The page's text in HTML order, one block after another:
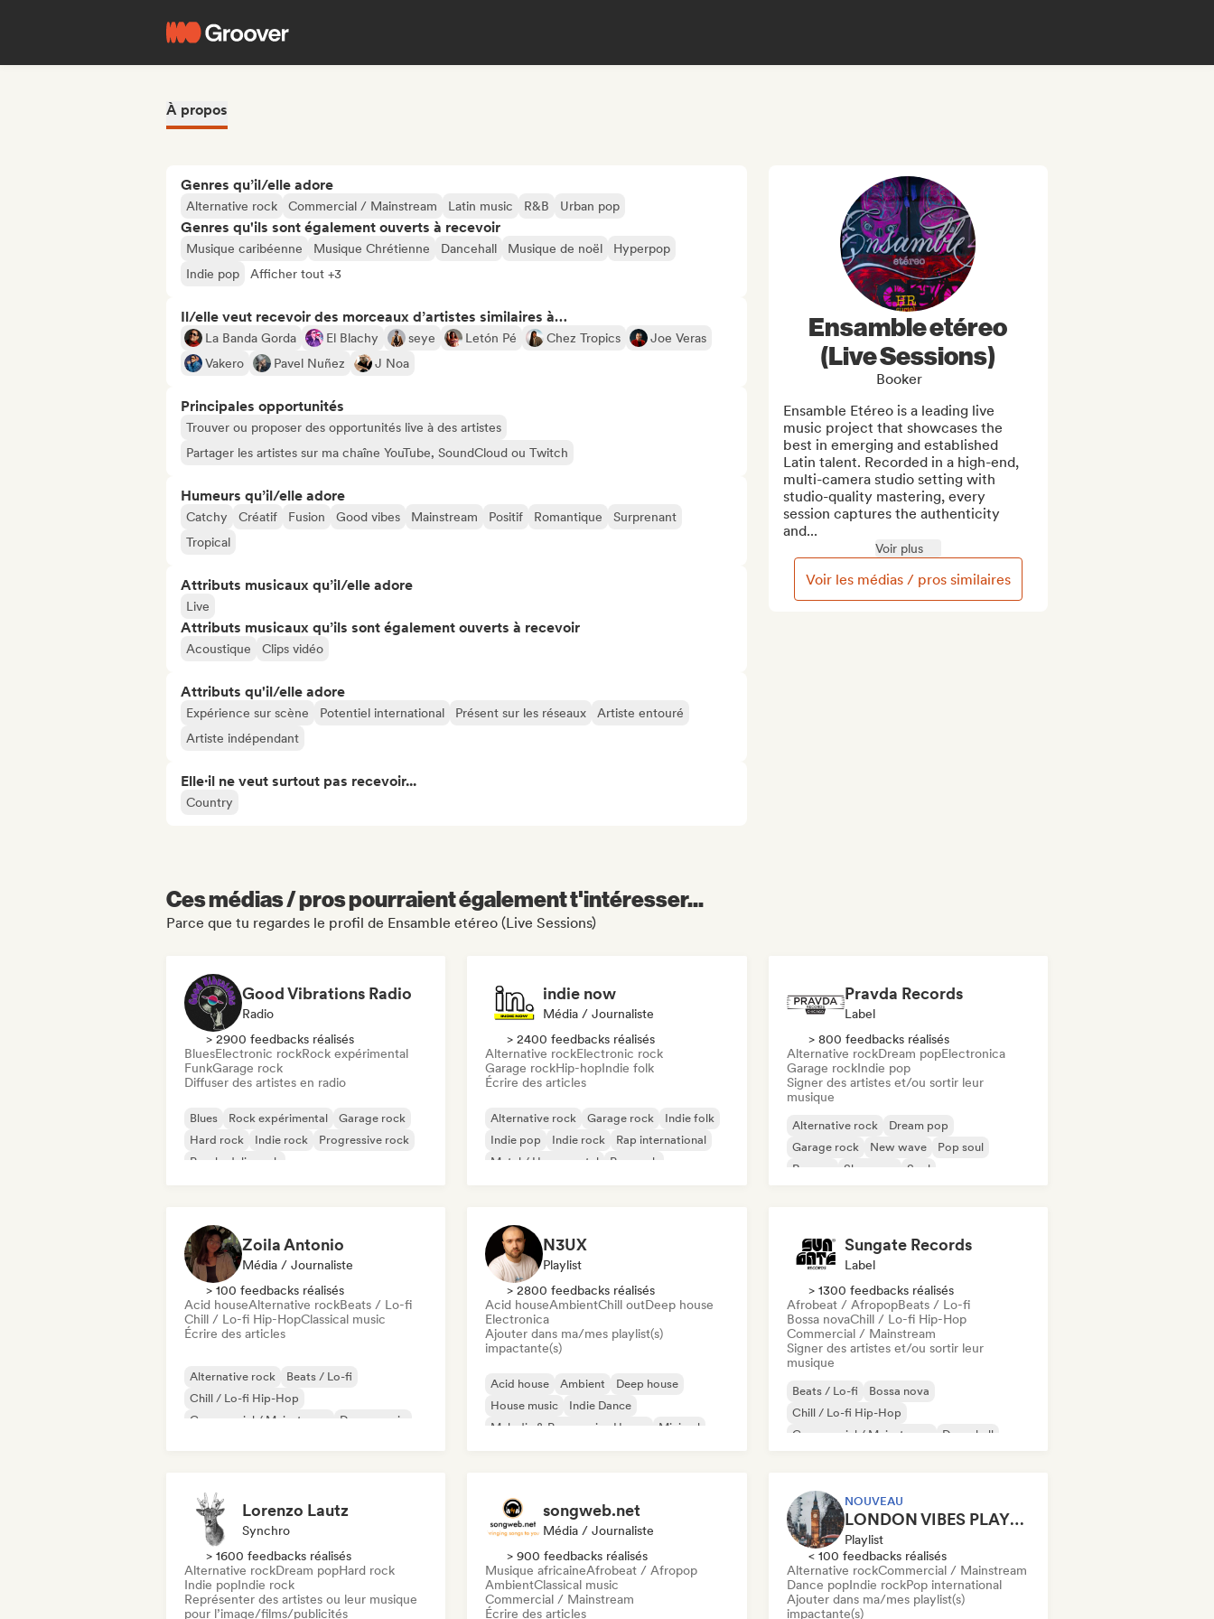
À propos
Genres qu’il/elle adore
Alternative rock Commercial / Mainstream Latin music R&B Urban pop
Genres qu'ils sont également ouverts à recevoir
Musique caribéenne Musique Chrétienne Dancehall Musique de noël
Hyperpop
Indie pop
Afficher tout +3
Il/elle veut recevoir des morceaux d’artistes similaires à…
La Banda Gorda El Blachy seye Letón Pé Chez Tropics
Joe Veras
Vakero
Pavel Nuñez J Noa
Principales opportunités
Trouver ou proposer des opportunités live à des artistes
Partager les artistes sur ma chaîne YouTube, SoundCloud ou Twitch
Humeurs qu’il/elle adore
Catchy Créatif Fusion Good vibes Mainstream Positif Romantique
Surprenant
Tropical
Attributs musicaux qu’il/elle adore
Live
Attributs musicaux qu’ils sont également ouverts à recevoir
Acoustique Clips vidéo
Attributs qu'il/elle adore
Expérience sur scène Potentiel international Présent sur les réseaux
Artiste entouré
Artiste indépendant
Elle·il ne veut surtout pas recevoir...
Country
Ensamble etéreo
(Live Sessions)
Booker
Ensamble Etéreo is a leading live
music project that showcases the
best in emerging and established
Latin talent. Recorded in a high-end,
multi-camera studio setting with
studio-quality mastering, every
session captures the authenticity
and...
Voir plus
Voir les médias / pros similaires
Ces médias / pros pourraient également t'intéresser...
Parce que tu regardes le profil de Ensamble etéreo (Live Sessions)
Good Vibrations Radio
Radio
> 2900 feedbacks réalisés
BluesElectronic rockRock expérimental
FunkGarage rock
Diffuser des artistes en radio
Blues Rock expérimental
Garage rock
Hard rock
Indie rock
Progressive rock
Psychedelic rock
indie now
Média / Journaliste
> 2400 feedbacks réalisés
Alternative rockElectronic rock
Garage rockHip-hopIndie folk
Écrire des articles
Alternative rock Garage rock
Indie folk
Indie pop
Indie rock
Rap international
Metal / Heavy metal
Pop rock
Pravda Records
Label
> 800 feedbacks réalisés
Alternative rockDream popElectronica
Garage rockIndie pop
Signer des artistes et/ou sortir leur
musique
Alternative rock
Dream pop
Garage rock
New wave
Pop soul
Reggae
Shoegaze Soul
Zoila Antonio
Média / Journaliste
> 100 feedbacks réalisés
Acid houseAlternative rockBeats / Lo-fi
Chill / Lo-fi Hip-HopClassical music
Écrire des articles
Alternative rock
Beats / Lo-fi
Chill / Lo-fi Hip-Hop
Commercial / Mainstream
Dance music
N3UX
Playlist
> 2800 feedbacks réalisés
Acid houseAmbientChill outDeep house
Electronica
Ajouter dans ma/mes playlist(s)
impactante(s)
Acid house Ambient
Deep house
House music
Indie Dance
Melodic & Progressive House
Minimal
Sungate Records
Label
> 1300 feedbacks réalisés
Afrobeat / AfropopBeats / Lo-fi
Bossa novaChill / Lo-fi Hip-Hop
Commercial / Mainstream
Signer des artistes et/ou sortir leur
musique
Beats / Lo-fi
Bossa nova
Chill / Lo-fi Hip-Hop
Commercial / Mainstream
Dancehall
Lorenzo Lautz
Synchro
> 1600 feedbacks réalisés
Alternative rockDream popHard rock
Indie popIndie rock
Représenter des artistes ou leur musique
pour l’image/films/publicités
songweb.net
Média / Journaliste
> 900 feedbacks réalisés
Musique africaineAfrobeat / Afropop
AmbientClassical music
Commercial / Mainstream
Écrire des articles
NOUVEAU
LONDON VIBES PLAYLIST
Playlist
< 100 feedbacks réalisés
Alternative rockCommercial / Mainstream
Dance popIndie rockPop international
Ajouter dans ma/mes playlist(s)
impactante(s)